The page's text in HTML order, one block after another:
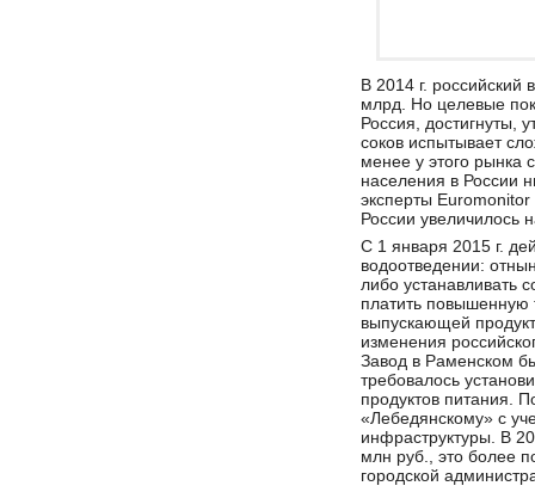
В 2014 г. российский
млрд. Но целевые
Россия, достигнуты,
соков испытывает
менее у этого рынка
населения в России
эксперты
России увеличилось
С 1 января 2015 г.
водоотведении:
либо устанавливать
платить повышенную
выпускающей
изменения
Завод в Раменском
требовалось
продуктов питания.
«Лебедянскому» с
инфраструктуры. В
млн руб., это более
городской